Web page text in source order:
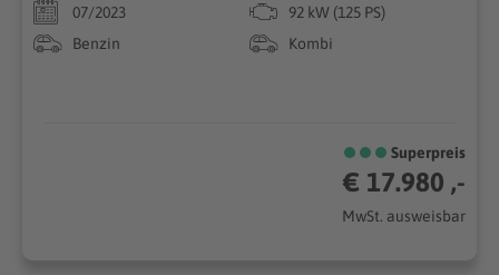
07/2023
92 kW (125 PS)
Benzin
Kombi
Superpreis
€ 17.980 ,-
MwSt. ausweisbar